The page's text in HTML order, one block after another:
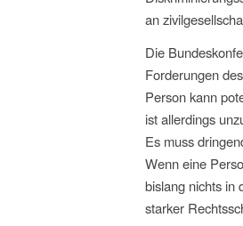
an
Die
Forderungen
Person kann
ist allerdings
Es muss
Wenn eine
bislang nichts in
starker